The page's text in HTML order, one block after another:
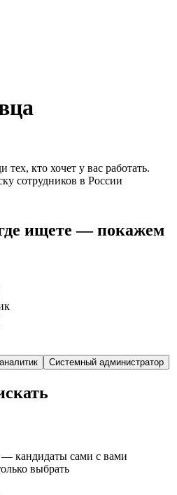
тех, кто хочет у вас работать.
сотрудников в России
ищете — покажем
Системный администратор
кандидаты сами с вами
выбрать